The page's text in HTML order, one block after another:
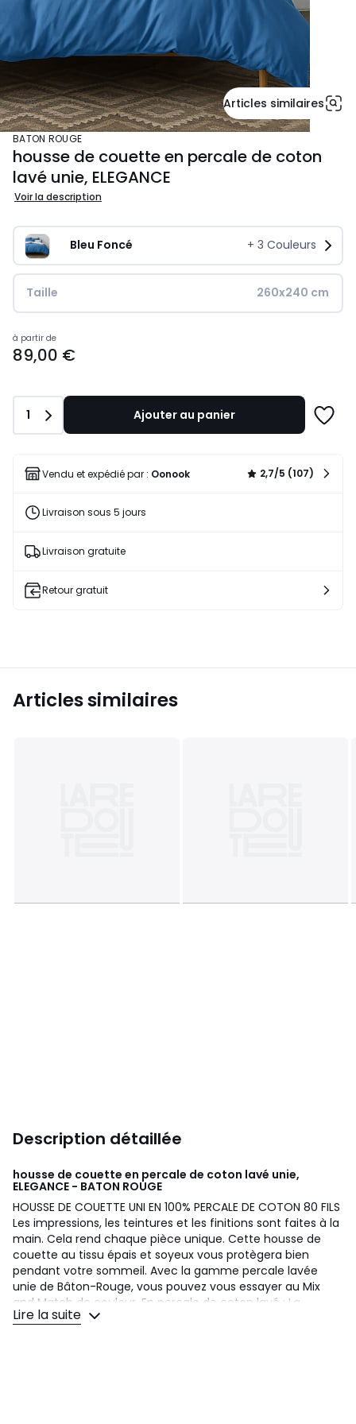
Articles similaires
BATON ROUGE
housse de couette en percale de coton
lavé unie, ELEGANCE
Voir la description
Bleu Foncé + 3 Couleurs
Taille 260x240 cm
139,00
€.
à partir de
89,00 €
Quantité
1 Ajouter au panier
liste
Vendu et expédié par : Oonook 2,7/5 (107)
Livraison sous 5 jours
Livraison gratuite
Retour gratuit
Articles similaires
Description détaillée
housse de couette en percale de coton lavé unie,
ELEGANCE - BATON ROUGE
HOUSSE DE COUETTE UNI EN 100% PERCALE DE COTON 80 FILS
Les impressions, les teintures et les finitions sont faites à la
main. Cela rend chaque pièce unique. Cette housse de
couette au tissu épais et soyeux vous protègera bien
pendant votre sommeil. Avec la gamme percale lavée
unie de Bâton-Rouge, vous pouvez vous essayer au Mix
and Match de couleur. En percale de coton lavé : La
technique linge de lit lavé offre une souplesse et une
Lire la suite